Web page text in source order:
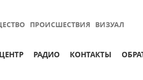
ПРОИСШЕСТВИЯ ВИЗУАЛ
РАДИО КОНТАКТЫ